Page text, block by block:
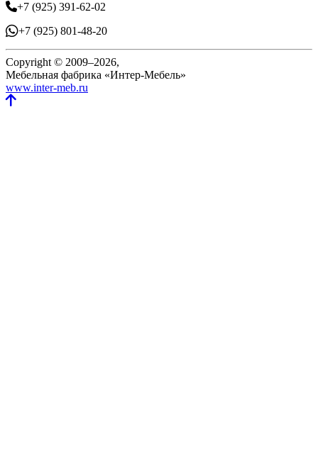
+7 (925) 391-62-02
+7 (925) 801-48-20
Copyright © 2009–2026,
Мебельная фабрика «Интер-Мебель»
www.inter-meb.ru